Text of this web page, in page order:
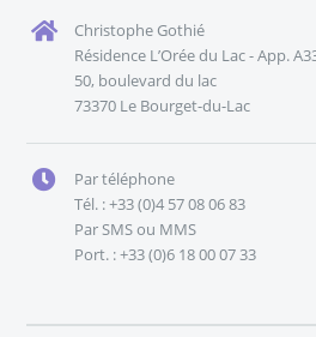
Christophe Gothié
Résidence L’Orée du Lac - App.
50, boulevard du lac
73370 Le Bourget-du-Lac
Par téléphone
Tél. : +33 (0)4 57 08 06 83
Par SMS ou MMS
Port. : +33 (0)6 18 00 07 33